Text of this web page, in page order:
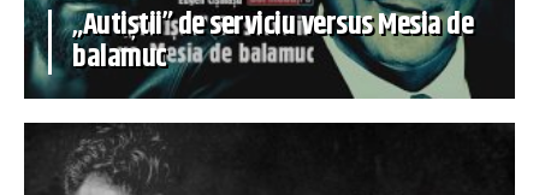
„Autiștii” de serviciu versus Mesia de
balamuc